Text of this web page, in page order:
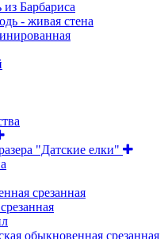
Барбариса
- живая стена
"Датские елки"
срезанная
обыкновенная срезанная